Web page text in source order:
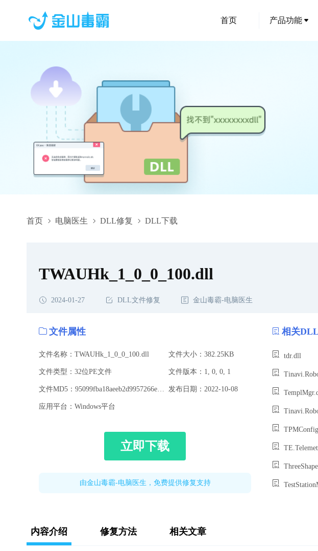
首页 产品功能
首页 电脑医生 DLL修复 DLL下载
TWAUHk_1_0_0_100.dll,TWAUHk_1_0_0_100.dll下载,TWAUHk_1_0_0_100.dll修复
TWAUHk_1_0_0_100.dll
2024-01-27 DLL文件修复 金山毒霸-电脑医生
文件属性
文件名称：TWAUHk_1_0_0_100.dll 文件大小：382.25KB
文件类型：32位PE文件 文件版本：1, 0, 0, 1
发布日期：2022-10-08
应用平台：Windows平台
立即下载
由金山毒霸-电脑医生，免费提供修复支持
相关
tdr.dll
内容介绍 修复方法 相关文章